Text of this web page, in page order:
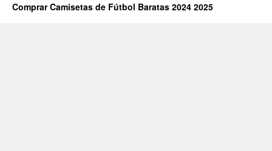
Comprar Camisetas de Fútbol Baratas 2024 2025